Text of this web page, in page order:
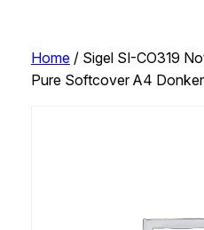
Home/ Sigel SI-CO319
Pure Softcover A4